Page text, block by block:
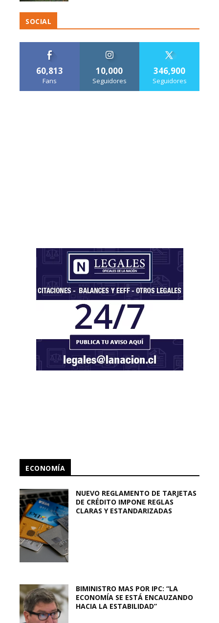
SOCIAL
60,813
Fans
10,000
Seguidores
346,900
Seguidores
ECONOMÍA
NUEVO REGLAMENTO DE TARJETAS
DE CRÉDITO IMPONE REGLAS
CLARAS Y ESTANDARIZADAS
BIMINISTRO MAS POR IPC: “LA
ECONOMÍA SE ESTÁ ENCAUZANDO
HACIA LA ESTABILIDAD”